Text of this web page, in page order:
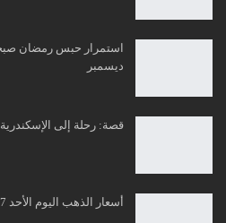
ديسمبر
قصة: رحلة إلى الإسكندرية
أسعار الذهب اليوم الأحد 27 يوليو2025